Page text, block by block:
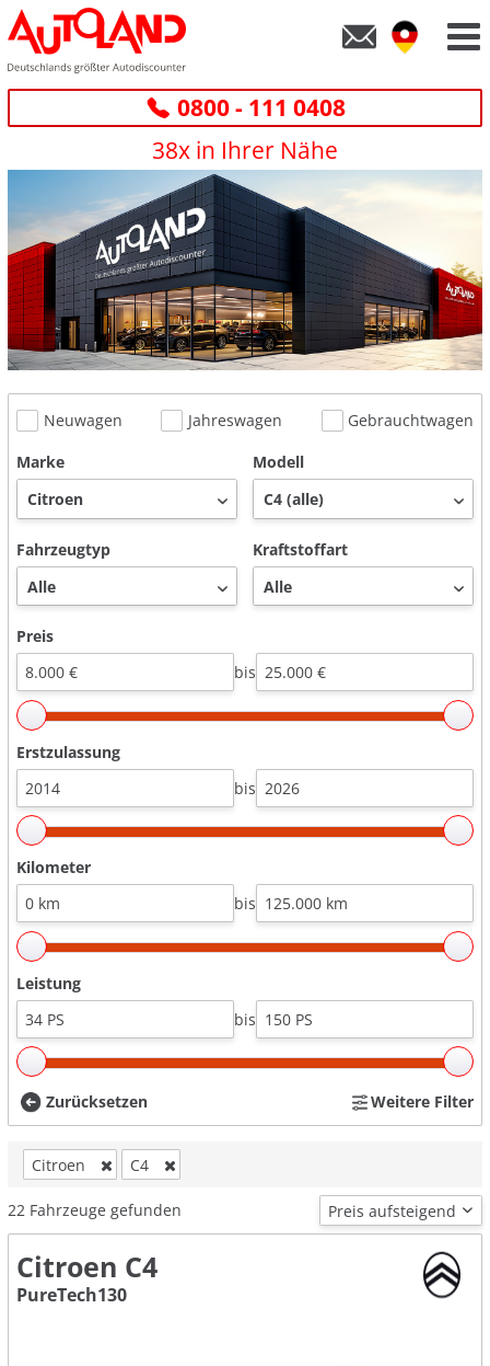
0800 - 111 0408
38x in Ihrer Nähe
Neuwagen Jahreswagen
Gebrauchtwagen
Marke
Modell
Fahrzeugtyp Kraftstoffart
Preis
bis
Erstzulassung
bis
Kilometer
bis
Leistung
bis
Zurücksetzen Weitere Filter
Citroen C4
22 Fahrzeuge gefunden
Citroen C4
PureTech130